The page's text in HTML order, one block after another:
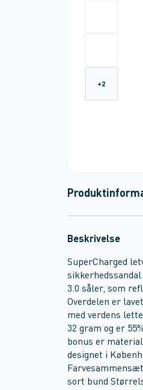
+2
Beskrivelse
SuperCharged
3.0 såler, som
Overdelen er
med verdens
32 gram og er
bonus er
designet i
sort bund